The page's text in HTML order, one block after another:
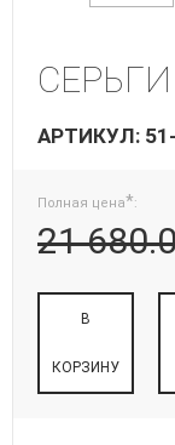
АРТИКУЛ:
Полная цена*:
21
В
КОРЗИНУ